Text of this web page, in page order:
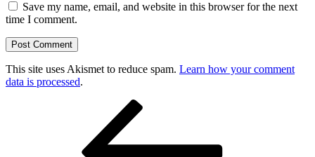
Save my name, email, and website in this browser for the next
time I comment.
This site uses Akismet to reduce spam. Learn how your comment
data is processed.